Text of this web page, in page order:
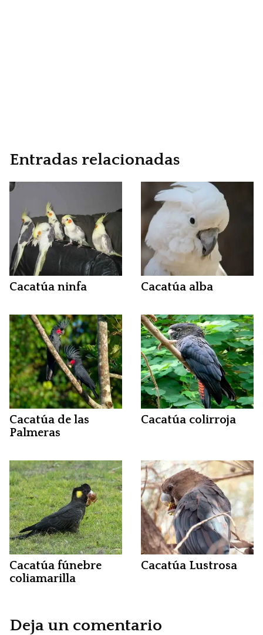
Entradas relacionadas
Cacatúa ninfa Cacatúa alba
Cacatúa de las
Palmeras
Cacatúa colirroja
Cacatúa fúnebre
coliamarilla
Cacatúa Lustrosa
Deja un comentario